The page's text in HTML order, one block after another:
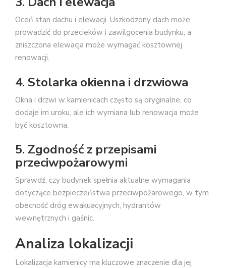
Oceń stan dachu i elewacji. Uszkodzony dach może
prowadzić do przecieków i zawilgocenia budynku, a
zniszczona elewacja może wymagać kosztownej
renowacji.
4. Stolarka okienna i drzwiowa
Okna i drzwi w kamienicach często są oryginalne, co
dodaje im uroku, ale ich wymiana lub renowacja może
być kosztowna.
5. Zgodność z przepisami
przeciwpożarowymi
Sprawdź, czy budynek spełnia aktualne wymagania
dotyczące bezpieczeństwa przeciwpożarowego, w tym
obecność dróg ewakuacyjnych, hydrantów
wewnętrznych i gaśnic.
Analiza lokalizacji
Lokalizacja kamienicy ma kluczowe znaczenie dla jej